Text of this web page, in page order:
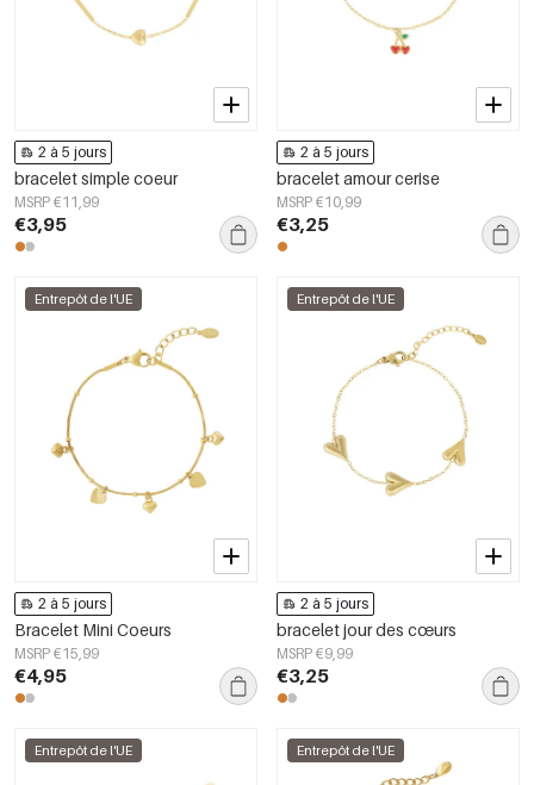
2 à 5 jours
bracelet simple coeur
MSRP €11,99
€3,95
2 à 5 jours
bracelet amour cerise
MSRP €10,99
€3,25
Entrepôt de l'UE
2 à 5 jours
Bracelet Mini Coeurs
MSRP €15,99
€4,95
Entrepôt de l'UE
2 à 5 jours
bracelet jour des cœurs
MSRP €9,99
€3,25
Entrepôt de l'UE Entrepôt de l'UE